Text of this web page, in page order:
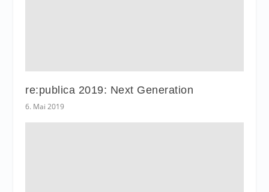
re:publica 2019: Next Generation
6. Mai 2019